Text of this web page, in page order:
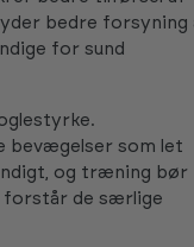
bedre forsyning
for sund
bevægelser som let
og træning bør
forstår de særlige